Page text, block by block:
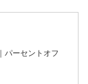
パーセントオフ